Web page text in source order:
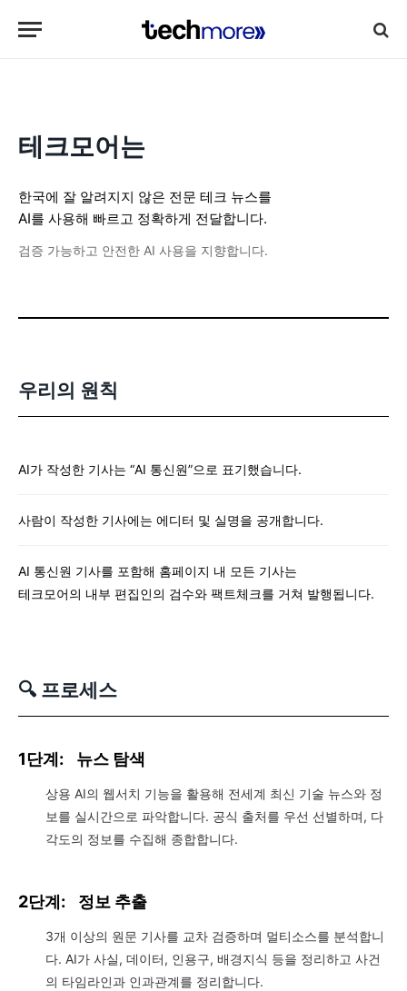
테크모어는
한국에 잘 알려지지 않은 전문 테크 뉴스를
AI를 사용해 빠르고 정확하게 전달합니다.
검증 가능하고 안전한 AI 사용을 지향합니다.
우리의 원칙
AI가 작성한 기사는 “AI 통신원”으로 표기했습니다.
사람이 작성한 기사에는 에디터 및 실명을 공개합니다.
AI 통신원 기사를 포함해 홈페이지 내 모든 기사는
테크모어의 내부 편집인의 검수와 팩트체크를 거쳐 발행됩니다.
🔍 프로세스
1단계: 뉴스 탐색
상용 AI의 웹서치 기능을 활용해 전세계 최신 기술 뉴스와 정
보를 실시간으로 파악합니다. 공식 출처를 우선 선별하며, 다
각도의 정보를 수집해 종합합니다.
2단계: 정보 추출
3개 이상의 원문 기사를 교차 검증하며 멀티소스를 분석합니
다. AI가 사실, 데이터, 인용구, 배경지식 등을 정리하고 사건
의 타임라인과 인과관계를 정리합니다.